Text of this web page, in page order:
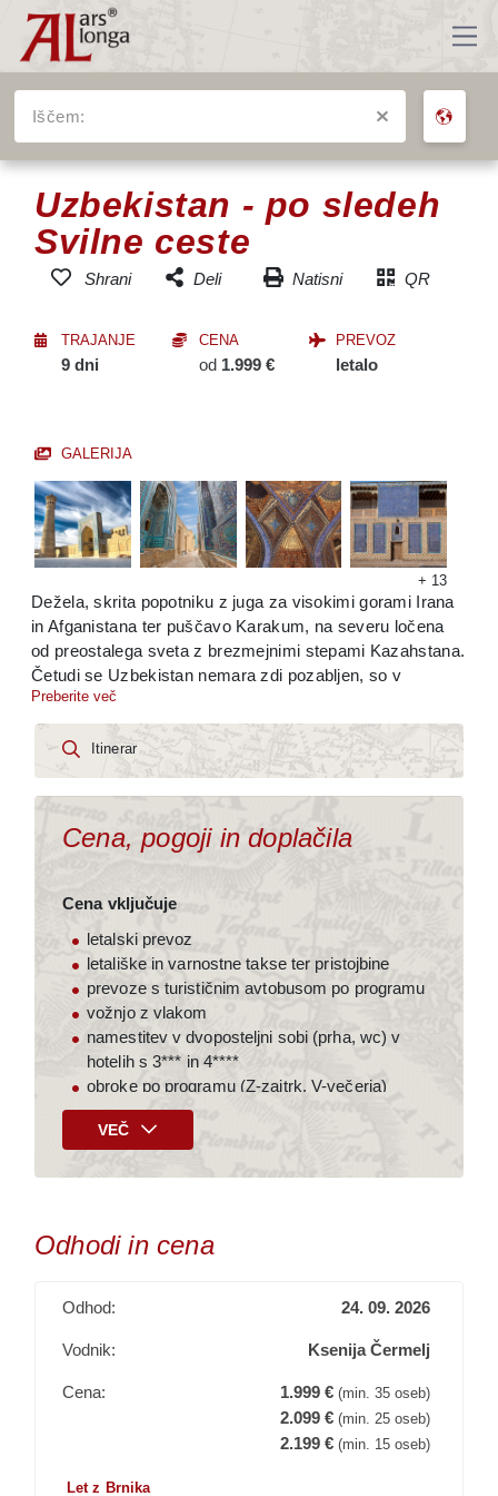
Iščem:
VSA POTOVANJA
Uzbekistan - po sledeh
Svilne ceste
Shrani
priljubljenih potovanj
Deli
Messenger
Email
SMS
Kopirano v odložišče!
Natisni QR
TRAJANJE
9 dni
CENA
od 1.999 €
PREVOZ
letalo
GALERIJA
+ 13
Dežela, skrita popotniku z juga za visokimi gorami Irana
in Afganistana ter puščavo Karakum, na severu ločena
od preostalega sveta z brezmejnimi stepami Kazahstana.
Četudi se Uzbekistan nemara zdi pozabljen, so v
zgodovini do njega segali robovi starodavnega
perzijskega imperija. Njegove oaze je dosegel Aleksander
Veliki, ko je osvojil Baktrijo. Veliko pozneje so se čezenj
razlile osvajalne horde Mongolov in del njihovega imperija
so postali tudi rodovitni kraji ob Amu Darji. Toda vojni in
Timurlenk, nato ponovna vzpostavitev slovite trgovske
Hiva so vnovič postala velika središča kulture, znanosti
Preberite več
Itinerar
Cena, pogoji in doplačila
Cena vključuje
letalski prevoz
letališke in varnostne takse ter pristojbine
prevoze s turističnim avtobusom po programu
vožnjo z vlakom
namestitev v dvoposteljni sobi (prha, wc) v
hotelih s 3*** in 4****
obroke po programu (Z-zajtrk, V-večerja)
kompetentno vodstvo slovenskega in lokalnih
vodnikov
vstopnine po programu
Doplačilo (na poti)
199.- € za enoposteljno sobo
Prijavo boste potrdili s plačilom akontacije (35 %
VEČ
Odhodi in cena
Odhod: 24. 09. 2026
Vodnik: Ksenija Čermelj
Cena: 1.999 € (min. 35 oseb)
2.099 € (min. 25 oseb)
2.199 € (min. 15 oseb)
Let z Brnika